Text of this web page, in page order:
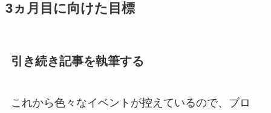
3ヵ月目に向けた目標
引き続き記事を執筆する
これから色々なイベントが控えているので、ブロ